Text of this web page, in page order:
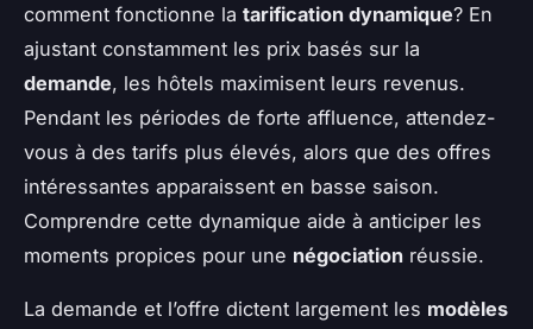
comment fonctionne la tarification dynamique? En
ajustant constamment les prix basés sur la
demande, les hôtels maximisent leurs revenus.
Pendant les périodes de forte affluence, attendez-
vous à des tarifs plus élevés, alors que des offres
intéressantes apparaissent en basse saison.
Comprendre cette dynamique aide à anticiper les
moments propices pour une négociation réussie.
La demande et l’offre dictent largement les modèles